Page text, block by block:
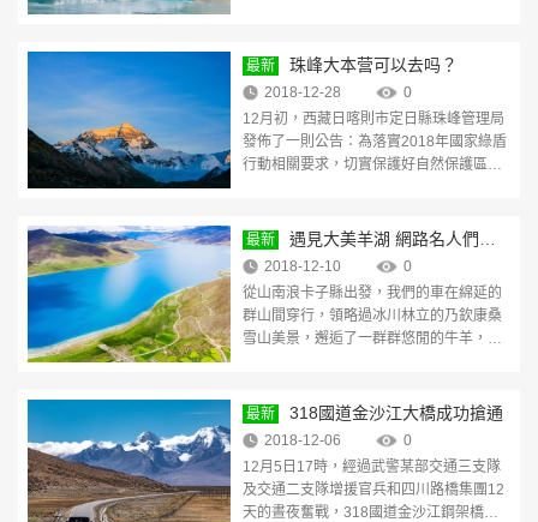
最新
珠峰大本营可以去吗？
2018-12-28
0
12月初，西藏日喀則市定日縣珠峰管理局
發佈了一則公告：為落實2018年國家綠盾
行動相關要求，切實保護好自然保護區生
最新
遇見大美羊湖 網路名人們直
呼不虛此行
2018-12-10
0
從山南浪卡子縣出發，我們的車在綿延的
群山間穿行，領略過冰川林立的乃欽康桑
雪山美景，邂逅了一群群悠閒的牛羊，終
情]
最新 318國道金沙江大橋成功搶通
2018-12-06
0
12月5日17時，經過武警某部交通三支隊
及交通二支隊增援官兵和四川路橋集團12
天的晝夜奮戰，318國道金沙江鋼架橋搶